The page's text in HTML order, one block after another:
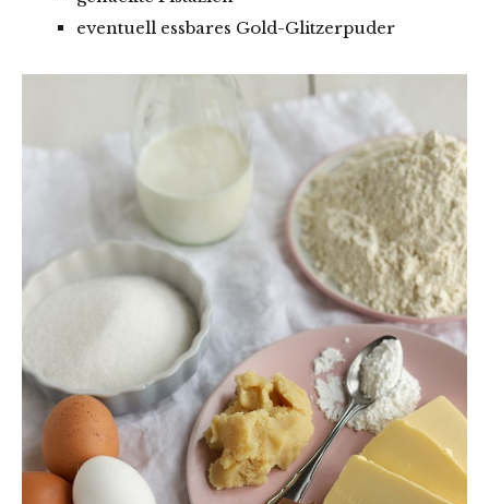
eventuell essbares Gold-Glitzerpuder